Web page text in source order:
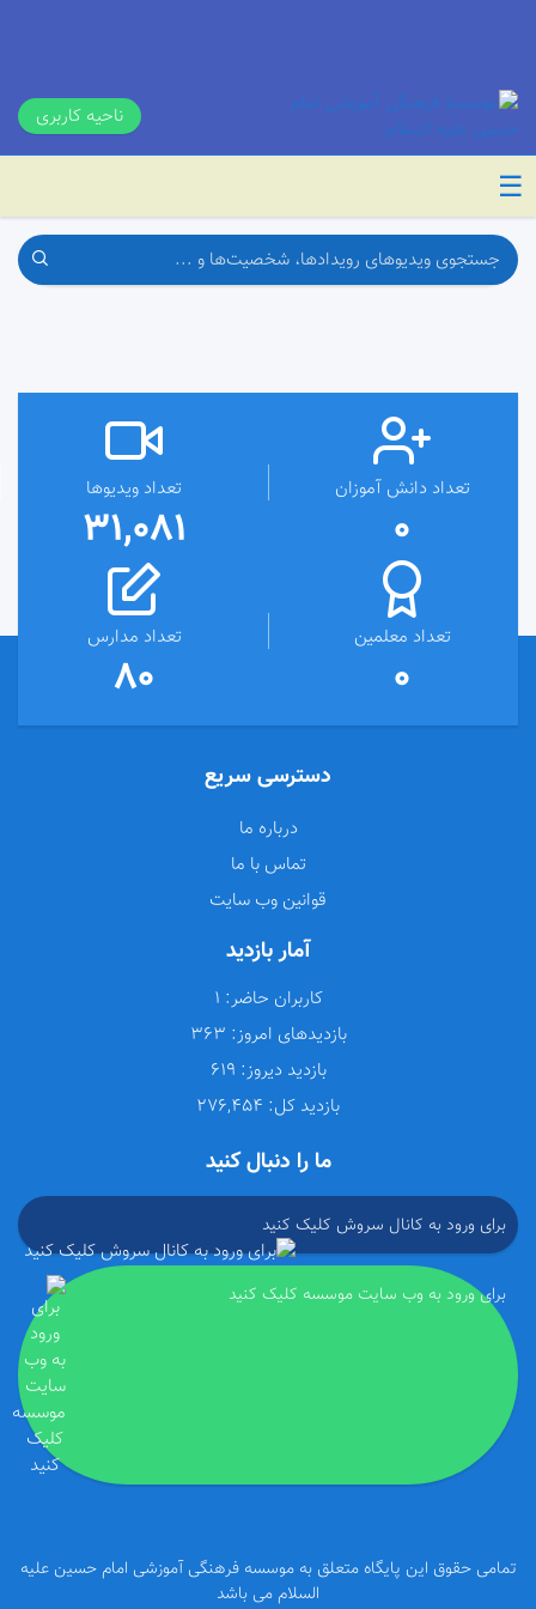
ناحیه کاربری
☰
تعداد دانش آموزان
0
تعداد ویدیوها
31,081
تعداد معلمین
0
تعداد مدارس
80
دسترسی سریع
درباره ما
تماس با ما
قوانین وب سایت
آمار بازدید
کاربران حاضر:
بازدیدهای امروز:
بازدید دیروز:
بازدید کل:
ما را دنبال کنید
برای ورود به کانال سروش کلیک کنید
برای ورود به وب سایت موسسه کلیک کنید
تمامی حقوق این پایگاه متعلق به موسسه فرهنگی آموزشی امام حسین علیه
السلام می باشد